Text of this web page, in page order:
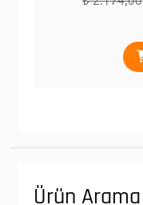
Ürün Arama